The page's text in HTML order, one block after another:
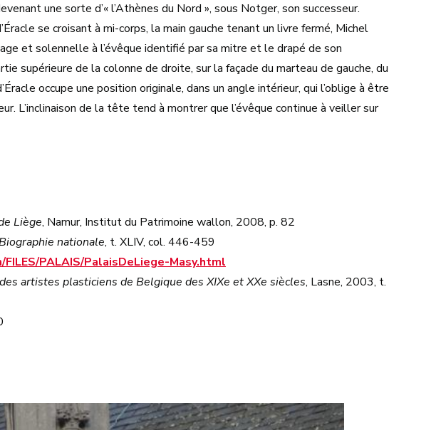
une sorte d’« l’Athènes du Nord », sous Notger, son successeur.
se croisant à mi-corps, la main gauche tenant un livre fermé, Michel
et solennelle à l’évêque identifié par sa mitre et le drapé de son
supérieure de la colonne de droite, sur la façade du marteau de gauche, du
occupe une position originale, dans un angle intérieur, qui l’oblige à être
L’inclinaison de la tête tend à montrer que l’évêque continue à veiller sur
Liège, Namur, Institut du Patrimoine wallon, 2008, p. 82
nationale, t. XLIV, col. 446-459
PALAIS/PalaisDeLiege-Masy.html
artistes plasticiens de Belgique des XIXe et XXe siècles, Lasne, 2003, t.